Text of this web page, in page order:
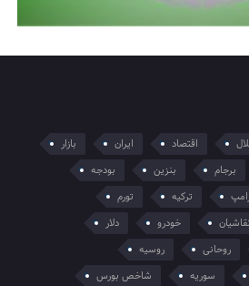
اقتصاد ایران
بازار
برجام بنزین
بودجه
ترکیه
تورم
خودرو
دلار
روحانی
روسیه
سوریه
شاخص بورس